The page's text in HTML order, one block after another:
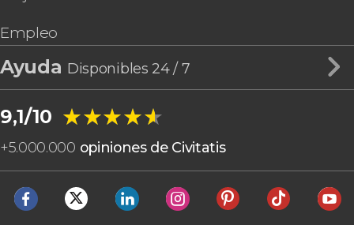
Empleo
Ayuda Disponibles 24 / 7
9,1/10 ★★★★★
★★★★★
+5.000.000 opiniones de Civitatis